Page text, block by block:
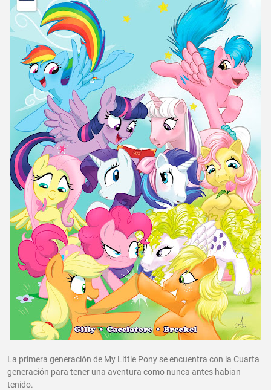
La primera generación de My Little Pony se encuentra con la Cuarta
generación para tener una aventura como nunca antes habian
tenido.